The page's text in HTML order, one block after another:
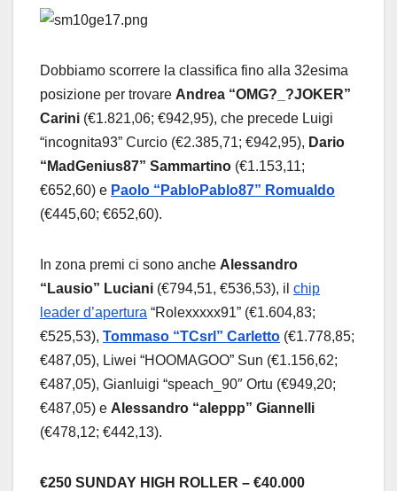
Dobbiamo scorrere la classifica fino alla 32esima
posizione per trovare Andrea “OMG?_?JOKER”
Carini (€1.821,06; €942,95), che precede Luigi
“incognita93” Curcio (€2.385,71; €942,95), Dario
“MadGenius87” Sammartino (€1.153,11;
€652,60) e Paolo “PabloPablo87” Romualdo
(€445,60; €652,60).
In zona premi ci sono anche Alessandro
“Lausio” Luciani (€794,51, €536,53), il chip
leader d’apertura “Rolexxxxx91” (€1.604,83;
€525,53), Tommaso “TCsrl” Carletto (€1.778,85;
€487,05), Liwei “HOOMAGOO” Sun (€1.156,62;
€487,05), Gianluigi “speach_90″ Ortu (€949,20;
€487,05) e Alessandro “aleppp” Giannelli
(€478,12; €442,13).
€250 SUNDAY HIGH ROLLER – €40.000